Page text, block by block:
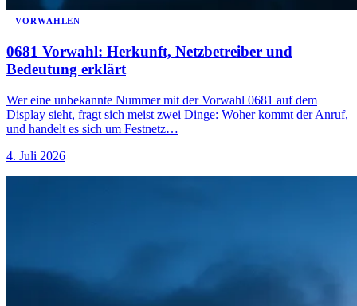
VORWAHLEN
0681 Vorwahl: Herkunft, Netzbetreiber und
Bedeutung erklärt
Wer eine unbekannte Nummer mit der Vorwahl 0681 auf dem
Display sieht, fragt sich meist zwei Dinge: Woher kommt der Anruf,
und handelt es sich um Festnetz…
4. Juli 2026